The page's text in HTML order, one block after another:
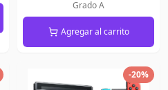
Grado A
Agregar al carrito
-20%